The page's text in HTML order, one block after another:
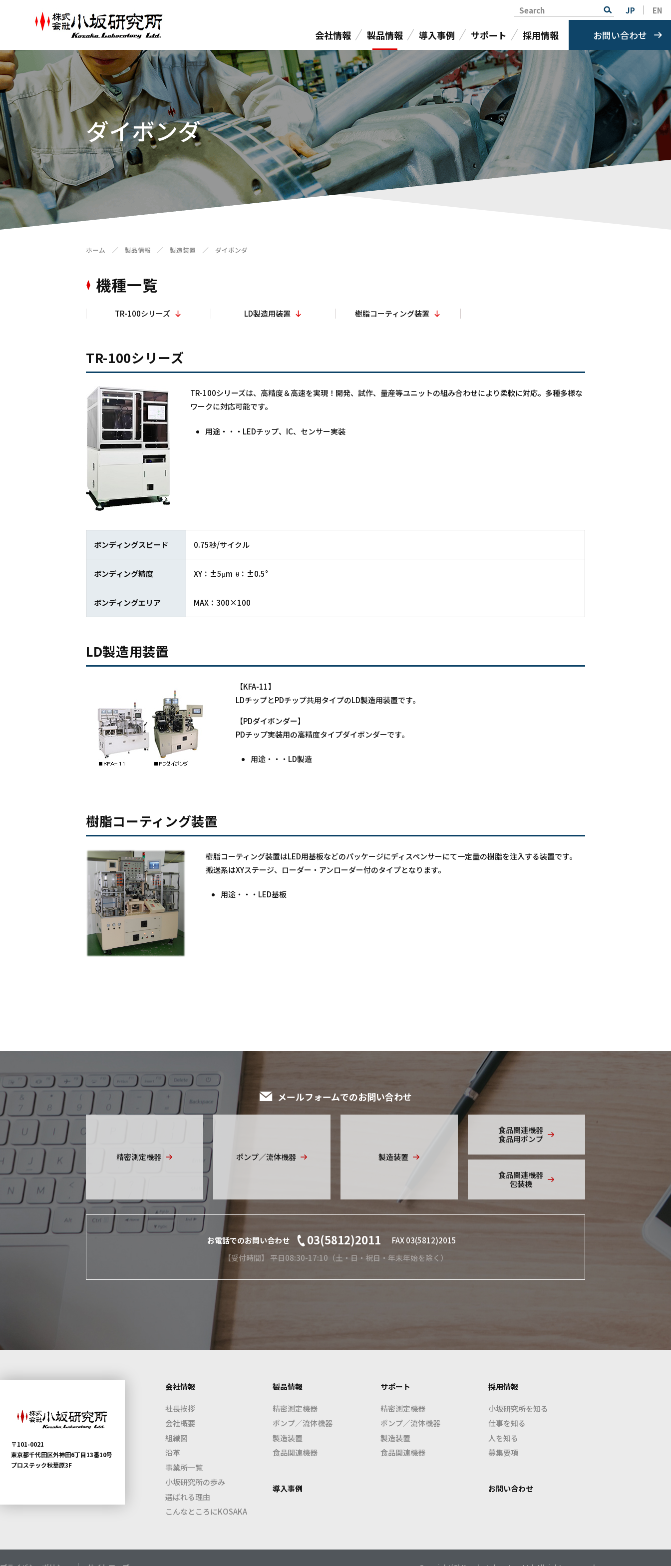
Search JP EN
会社情報 製品情報 導入事例 サポート 採用情報 お問い合わせ
ダイボンダ
ホーム ／ 製品情報 ／ 製造装置 ／ ダイボンダ
機種一覧
TR-100シリーズ LD製造用装置 樹脂コーティング装置
TR-100シリーズ
TR-100シリーズは、高精度＆高速を実現！開発、試作、量産等ユニットの組み合わせにより柔軟に対応。多種多様な
ワークに対応可能です。
用途・・・LEDチップ、IC、センサー実装
ボンディングスピード 0.75秒/サイクル
ボンディング精度 XY：±5μm θ：±0.5°
ボンディングエリア MAX：300×100
LD製造用装置
【KFA-11】
LDチップとPDチップ共用タイプのLD製造用装置です。
【PDダイボンダー】
PDチップ実装用の高精度タイプダイボンダーです。
用途・・・LD製造
樹脂コーティング装置
樹脂コーティング装置はLED用基板などのパッケージにディスペンサーにて一定量の樹脂を注入する装置です。
搬送系はXYステージ、ローダー・アンローダー付のタイプとなります。
用途・・・LED基板
メールフォームでのお問い合わせ
精密測定機器 ポンプ／流体機器 製造装置
食品関連機器
食品用ポンプ
食品関連機器
包装機
お電話でのお問い合わせ 03(5812)2011
FAX 03(5812)2015
【受付時間】 平日08:30-17:10（土・日・祝日・年末年始を除く）
〒101-0021
東京都千代田区外神田6丁目13番10号
プロステック秋葉原3F
会社情報
社長挨拶
会社概要
組織図
沿革
事業所一覧
小坂研究所の歩み
選ばれる理由
こんなところにKOSAKA
製品情報
精密測定機器
ポンプ／流体機器
製造装置
食品関連機器
導入事例
サポート
精密測定機器
ポンプ／流体機器
製造装置
食品関連機器
採用情報
小坂研究所を知る
仕事を知る
人を知る
募集要項
お問い合わせ